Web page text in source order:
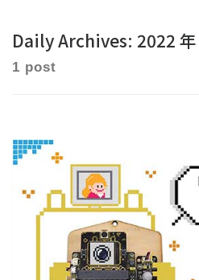
Daily Archives: 2022
1 post